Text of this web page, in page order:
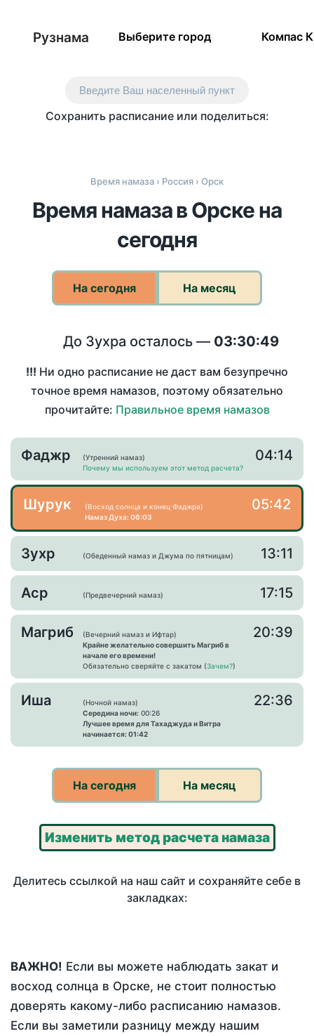
Рузнама Выберите город Компас
Введите Ваш населенный пункт
Сохранить расписание или поделиться:
Время намаза › Россия › Орск
Время намаза в Орске на
сегодня
На сегодня На месяц
До Зухра осталось — 03:30:49
!!! Ни одно расписание не даст вам безупречно
точное время намазов, поэтому обязательно
прочитайте: Правильное время намазов
Фаджр
(Утренний намаз)
Почему мы используем этот метод расчета?
04:14
Шурук
(Восход солнца и конец Фаджра)
Намаз Духа: 06:03
05:42
Зухр (Обеденный намаз и Джума по пятницам) 13:11
Аср (Предвечерний намаз) 17:15
Магриб
(Вечерний намаз и Ифтар)
Крайне желательно совершить Магриб в
начале его времени!
Обязательно сверяйте с закатом (Зачем?)
20:39
Иша
(Ночной намаз)
Середина ночи: 00:26
Лучшее время для Тахаджуда и Витра
начинается: 01:42
22:36
На сегодня На месяц
Изменить метод расчета намаза
Делитесь ссылкой на наш сайт и сохраняйте себе в
закладках:
ВАЖНО! Если вы можете наблюдать закат и
восход солнца в Орске, не стоит полностью
доверять какому-либо расписанию намазов.
Если вы заметили разницу между нашим